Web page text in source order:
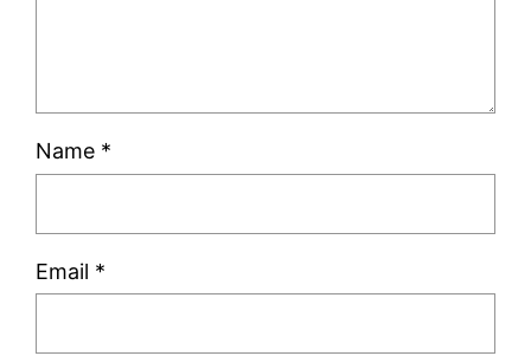
Name *
Email *